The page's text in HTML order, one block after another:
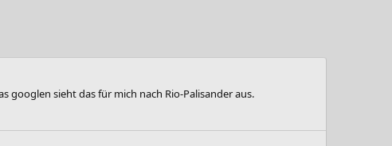
googlen sieht das für mich nach Rio-Palisander aus.